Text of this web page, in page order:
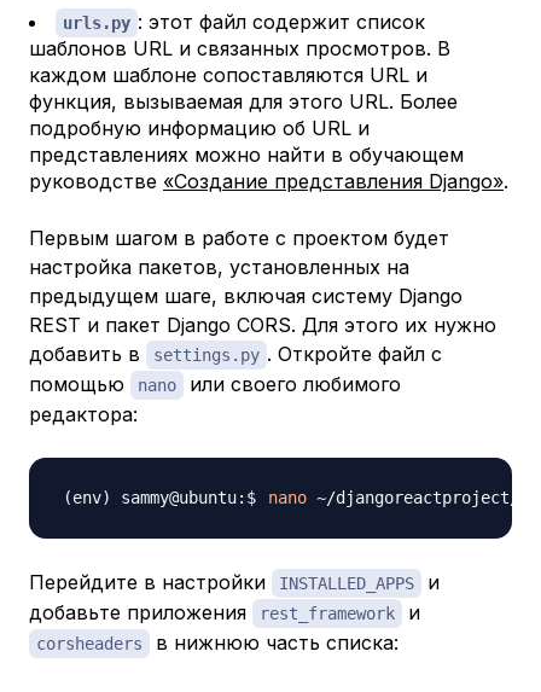
urls.py : этот файл содержит список
шаблонов URL и связанных просмотров. В
каждом шаблоне сопоставляются URL и
функция, вызываемая для этого URL. Более
подробную информацию об URL и
представлениях можно найти в обучающем
руководстве «Создание представления Django».
Первым шагом в работе с проектом будет
настройка пакетов, установленных на
предыдущем шаге, включая систему Django
REST и пакет Django CORS. Для этого их нужно
добавить в
settings.py . Откройте файл с
помощью
nano
или своего любимого
редактора:
nano
Перейдите в настройки INSTALLED_APPS
и
добавьте приложения
rest_framework и
corsheaders в нижнюю часть списка: